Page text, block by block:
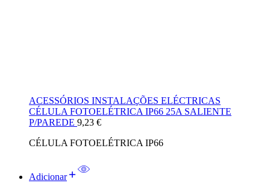
ACESSÓRIOS INSTALAÇÕES ELÉCTRICAS
CÉLULA FOTOELÉTRICA IP66 25A SALIENTE
P/PAREDE 9,23 €
CÉLULA FOTOELÉTRICA IP66
Adicionar